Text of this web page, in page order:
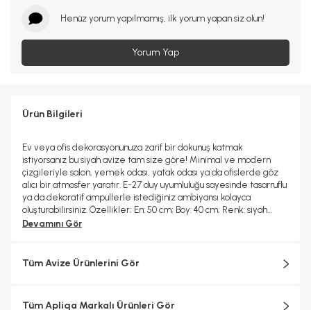
Henüz yorum yapılmamış, ilk yorum yapan siz olun!
Yorum Yap
Ürün Bilgileri
Ev veya ofis dekorasyonunuza zarif bir dokunuş katmak
istiyorsanız bu siyah avize tam size göre! Minimal ve modern
çizgileriyle salon, yemek odası, yatak odası ya da ofislerde göz
alıcı bir atmosfer yaratır. E-27 duy uyumluluğu sayesinde tasarruflu
ya da dekoratif ampullerle istediğiniz ambiyansı kolayca
oluşturabilirsiniz. Özellikler; En: 50 cm; Boy: 40 cm; Renk: siyah
Materyal: Metal; Duy Tipi: E-27; Ampuller: Dahil değildir; Boy:
Devamını Gör
Tüm Avize Ürünlerini Gör
Tüm Apliqa Markalı Ürünleri Gör